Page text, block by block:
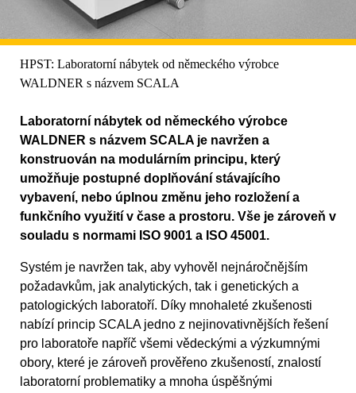
HPST: Laboratorní nábytek od německého výrobce
WALDNER s názvem SCALA
Laboratorní nábytek od německého výrobce
WALDNER s názvem SCALA je navržen a
konstruován na modulárním principu, který
umožňuje postupné doplňování stávajícího
vybavení, nebo úplnou změnu jeho rozložení a
funkčního využití v čase a prostoru. Vše je zároveň v
souladu s normami ISO 9001 a ISO 45001.
Systém je navržen tak, aby vyhověl nejnáročnějším
požadavkům, jak analytických, tak i genetických a
patologických laboratoří. Díky mnohaleté zkušenosti
nabízí princip SCALA jedno z nejinovativnějších řešení
pro laboratoře napříč všemi vědeckými a výzkumnými
obory, které je zároveň prověřeno zkušeností, znalostí
laboratorní problematiky a mnoha úspěšnými